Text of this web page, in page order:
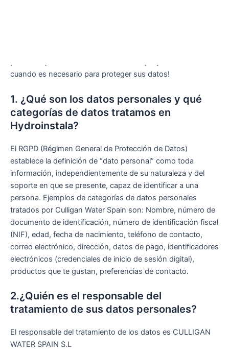
cuando es necesario para proteger sus datos!
1. ¿Qué son los datos personales y qué
categorías de datos tratamos en
Hydroinstala?
El RGPD (Régimen General de Protección de Datos)
establece la definición de “dato personal” como toda
información, independientemente de su naturaleza y del
soporte en que se presente, capaz de identificar a una
persona. Ejemplos de categorías de datos personales
tratados por Culligan Water Spain son: Nombre, número de
documento de identificación, número de identificación fiscal
(NIF), edad, fecha de nacimiento, teléfono de contacto,
correo electrónico, dirección, datos de pago, identificadores
electrónicos (credenciales de inicio de sesión digital),
productos que te gustan, preferencias de contacto.
2.¿Quién es el responsable del
tratamiento de sus datos personales?
El responsable del tratamiento de los datos es CULLIGAN
WATER SPAIN S.L